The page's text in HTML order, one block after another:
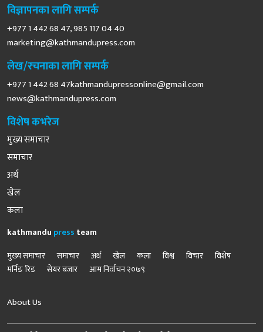
विज्ञापनका लागि सम्पर्क
+977 1 442 68 47, 985 117 04 40
marketing@kathmandupress.com
लेख/रचनाका लागि सम्पर्क
+977 1 442 68 47kathmandupressonline@gmail.com
news@kathmandupress.com
विशेष कभरेज
मुख्य समाचार
समाचार
अर्थ
खेल
कला
kathmandu press team
मुख्य समाचार
समाचार अर्थ खेल कला विश्व विचार
विशेष
मर्निङ रिड
सेयर बजार आम निर्वाचन २०७९
About Us